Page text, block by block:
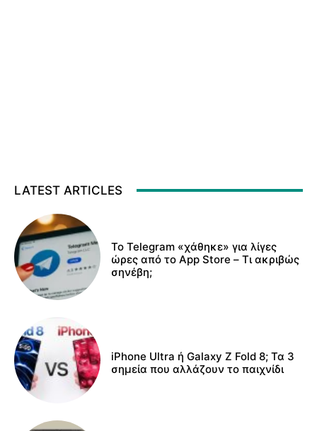
LATEST ARTICLES
Το Telegram «χάθηκε» για λίγες
ώρες από το App Store – Τι ακριβώς
σηνέβη;
iPhone Ultra ή Galaxy Z Fold 8; Τα 3
σημεία που αλλάζουν το παιχνίδι